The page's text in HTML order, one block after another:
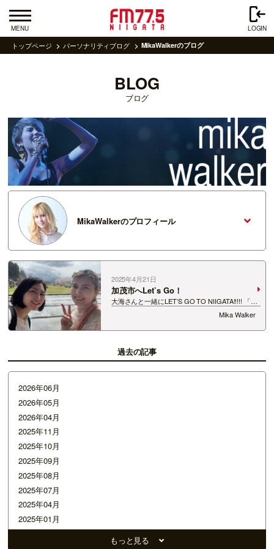
MENU LOGIN
トップページ パーソナリティブログ MikaWalkerのブログ
BLOG
ブログ
MikaWalkerのプロフィール
2025年4月21日
加茂市へLet’s Go！
大海さんと一緒にLET’S GO TO NIIGATA!!!!! 「サ
タナビ in 加茂市」を加茂七谷温泉美人の湯から
おでかけ生放送でお届けしました！ ゲストの
みなさんご出演あり…
Mika Walker
過去の記事
2026年06月
2026年05月
2026年04月
2025年11月
2025年10月
2025年09月
2025年08月
2025年07月
2025年04月
2025年01月
2024年12月
もっと見る